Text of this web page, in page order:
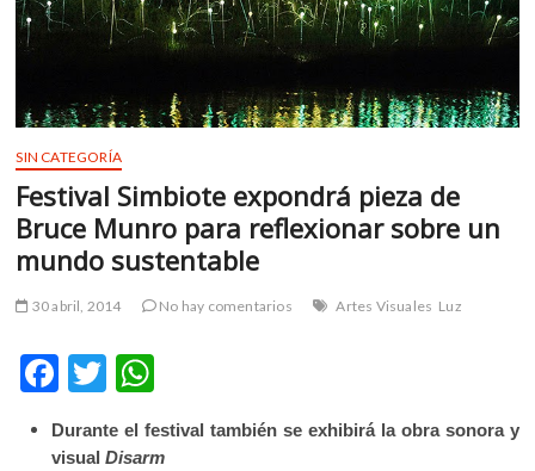
m
g
SIN CATEGORÍA
Festival Simbiote expondrá pieza de
Bruce Munro para reflexionar sobre un
mundo sustentable
30 abril, 2014 No hay comentarios Artes Visuales Luz
F
ac
e
T
w
itt at
Durante el festival también se exhibirá la obra sonora y
visualDisarm